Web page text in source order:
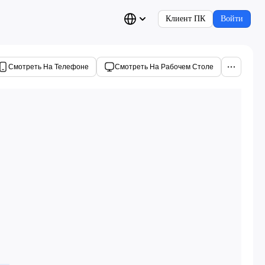
Клиент ПК Войти
Смотреть На Телефоне Смотреть На Рабочем Столе